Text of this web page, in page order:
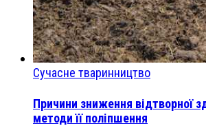
Сучасне тваринництво
Причини зниження відтворної
методи її поліпшення